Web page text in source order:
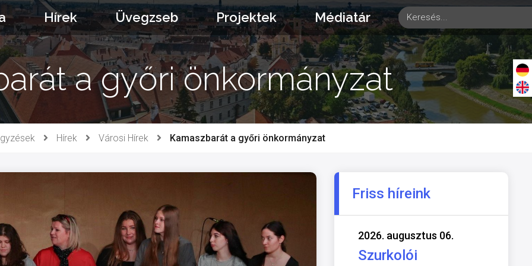
Hírek Üvegzseb Projektek Médiatár
a győri önkormányzat
Hírek Városi Hírek Kamaszbarát a győri önkormányzat
Friss híreink
2026. augusztus 06.
Szurkolói